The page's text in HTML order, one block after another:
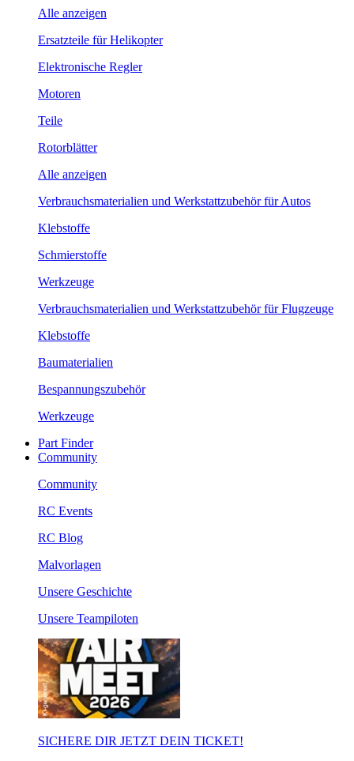
Alle anzeigen
Ersatzteile für Helikopter
Elektronische Regler
Motoren
Teile
Rotorblätter
Alle anzeigen
Verbrauchsmaterialien und Werkstattzubehör für Autos
Klebstoffe
Schmierstoffe
Werkzeuge
Verbrauchsmaterialien und Werkstattzubehör für Flugzeuge
Klebstoffe
Baumaterialien
Bespannungszubehör
Werkzeuge
Part Finder
Community
Community
RC Events
RC Blog
Malvorlagen
Unsere Geschichte
Unsere Teampiloten
SICHERE DIR JETZT DEIN TICKET!